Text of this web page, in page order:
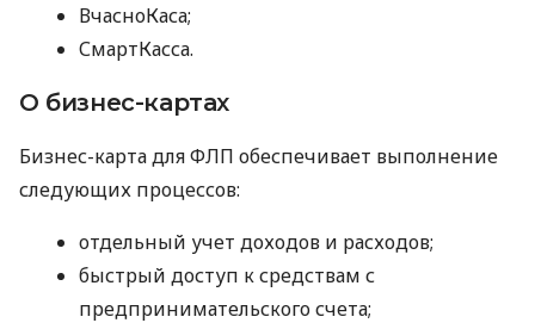
ВчасноКаса;
СмартКасса.
О бизнес-картах
Бизнес-карта для ФЛП обеспечивает выполнение
следующих процессов:
отдельный учет доходов и расходов;
быстрый доступ к средствам с
предпринимательского счета;